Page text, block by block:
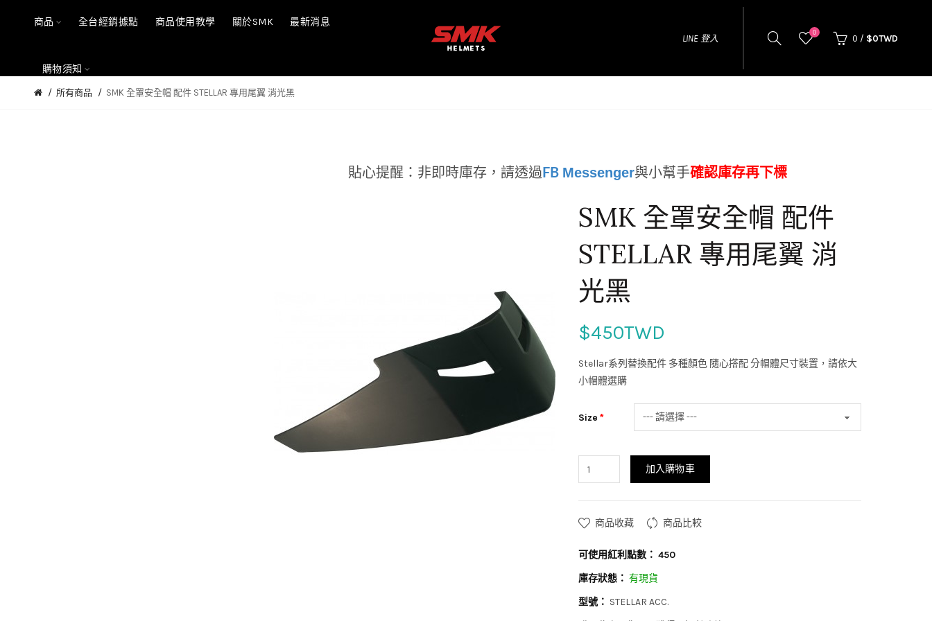
商品 全台經銷據點 商品使用教學 關於SMK 最新消息
購物須知
LINE 登入
0
0 / $0TWD
所有商品 SMK 全罩安全帽 配件 STELLAR 專用尾翼 消光黑
貼心提醒：非即時庫存， 請透過 FB Messenger與小幫手確認庫存再下標
SMK 全罩安全帽 配件
STELLAR 專用尾翼 消
光黑
$450TWD
Stellar系列替換配件 多種顏色 隨心撘配 分帽體尺寸裝置，請依大
小帽體選購
Size
加入購物車
商品收藏 商品比較
可使用紅利點數： 450
庫存狀態： 有現貨
型號： STELLAR ACC.